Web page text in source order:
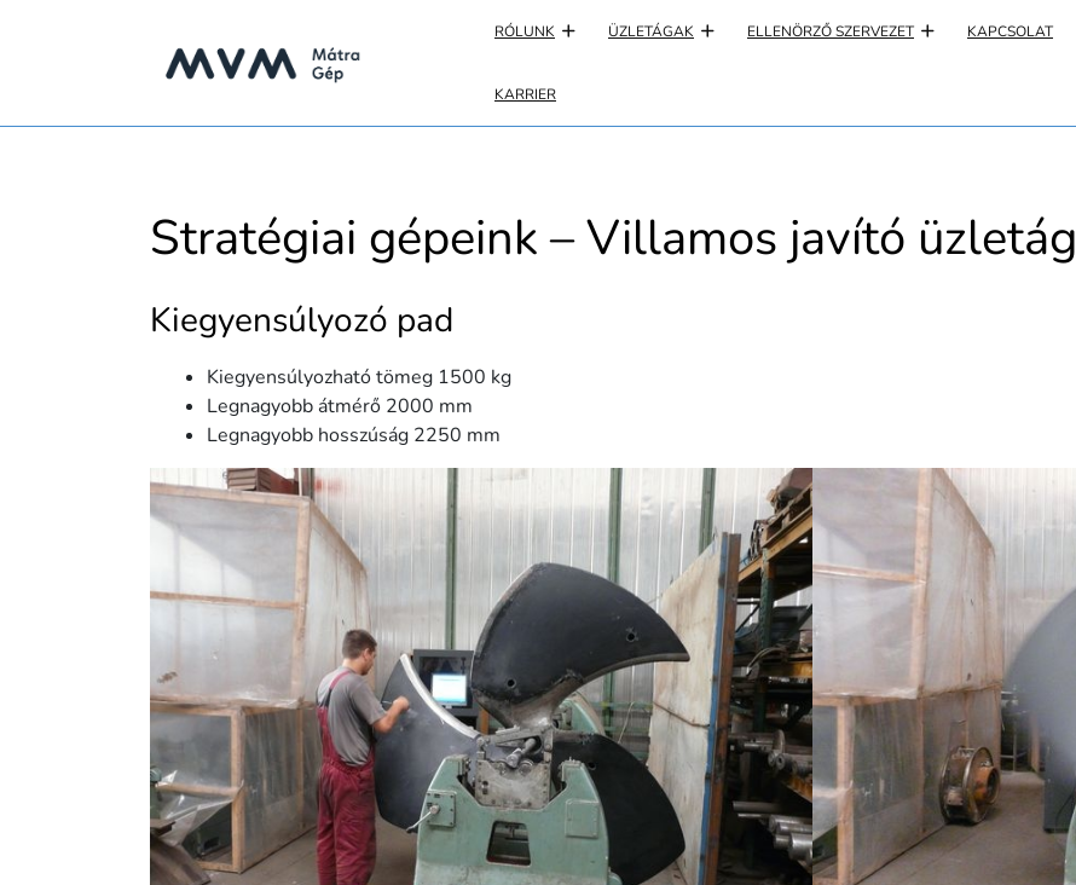
RÓLUNK ÜZLETÁGAK ELLENÖRZŐ SZERVEZET KAPCSOLAT
KARRIER
Stratégiai gépeink – Villamos javító üzletág
Kiegyensúlyozó pad
Kiegyensúlyozható tömeg 1500 kg
Legnagyobb átmérő 2000 mm
Legnagyobb hosszúság 2250 mm